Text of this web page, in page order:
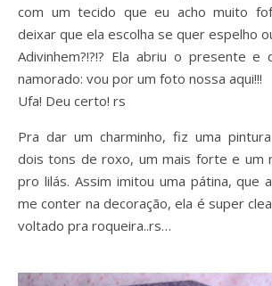
com um tecido que eu acho muito
deixar que ela escolha se quer espelho
Adivinhem?!?!? Ela abriu o presente
namorado: vou por um foto nossa aqui!!!
Ufa! Deu certo! rs
Pra dar um charminho, fiz uma
dois tons de roxo, um mais forte e um
pro lilás. Assim imitou uma pátina, que
me conter na decoração, ela é super
voltado pra roqueira..rs…
Assine nossa newsletter